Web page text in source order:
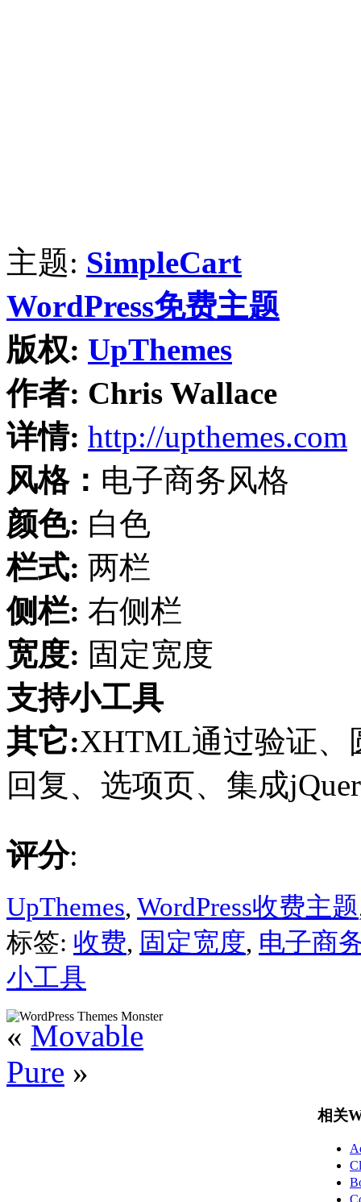
主题: SimpleCart
WordPress免费主题
版权: UpThemes
作者: Chris Wallace
详情: http://upthemes.com
风格： 电子商务风格
颜色: 白色
栏式: 两栏
侧栏: 右侧栏
宽度: 固定宽度
支持小工具
其它:XHTML通过验证、
回复、选项页、集成
评分:
UpThemes, WordPress收费主题
标签: 收费, 固定宽度, 电子商
小工具
« Movable
Pure »
相关